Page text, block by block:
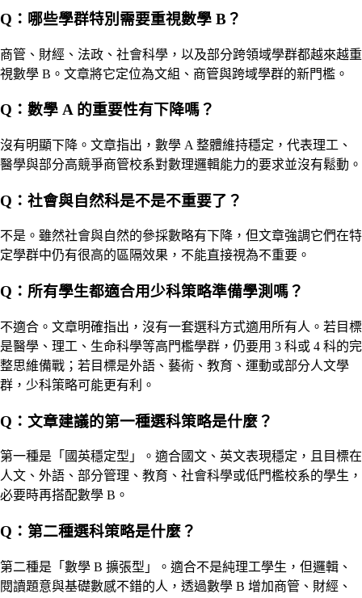
Q：哪些學群特別需要重視數學 B？
商管、財經、法政、社會科學，以及部分跨領域學群都越來越重
視數學 B。文章將它定位為文組、商管與跨域學群的新門檻。
Q：數學 A 的重要性有下降嗎？
沒有明顯下降。文章指出，數學 A 整體維持穩定，代表理工、
醫學與部分高競爭商管校系對數理邏輯能力的要求並沒有鬆動。
Q：社會與自然科是不是不重要了？
不是。雖然社會與自然的參採數略有下降，但文章強調它們在特
定學群中仍有很高的區隔效果，不能直接視為不重要。
Q：所有學生都適合用少科策略準備學測嗎？
不適合。文章明確指出，沒有一套選科方式適用所有人。若目標
是醫學、理工、生命科學等高門檻學群，仍要用 3 科或 4 科的完
整思維備戰；若目標是外語、藝術、教育、運動或部分人文學
群，少科策略可能更有利。
Q：文章建議的第一種選科策略是什麼？
第一種是「國英穩定型」。適合國文、英文表現穩定，且目標在
人文、外語、部分管理、教育、社會科學或低門檻校系的學生，
必要時再搭配數學 B。
Q：第二種選科策略是什麼？
第二種是「數學 B 擴張型」。適合不是純理工學生，但邏輯、
閱讀題意與基礎數感不錯的人，透過數學 B 增加商管、財經、